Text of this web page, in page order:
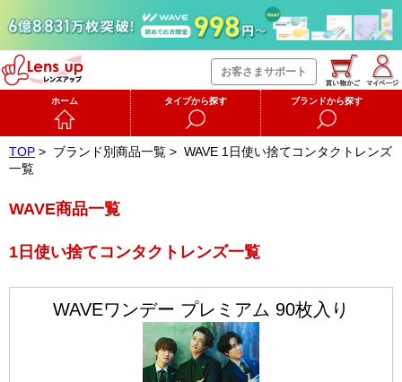
お客さまサポート
ホーム タイプから探す ブランドから探す
TOP > ブランド別商品一覧 > WAVE 1日使い捨てコンタクトレンズ
一覧
WAVE商品一覧
1日使い捨てコンタクトレンズ一覧
WAVEワンデー プレミアム 90枚入り